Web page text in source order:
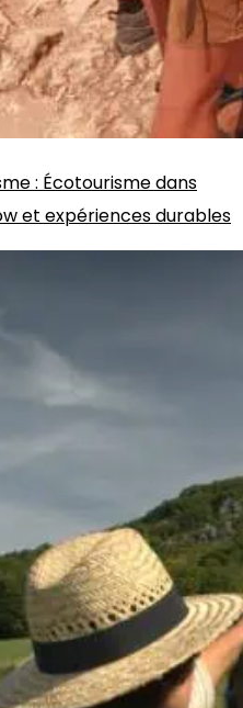
: Écotourisme dans
et expériences durables